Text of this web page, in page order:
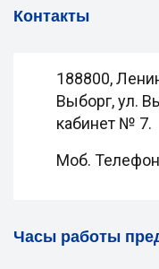
Контакты
188800,
Выборг, ул.
кабинет № 7.
Моб.
Часы работы